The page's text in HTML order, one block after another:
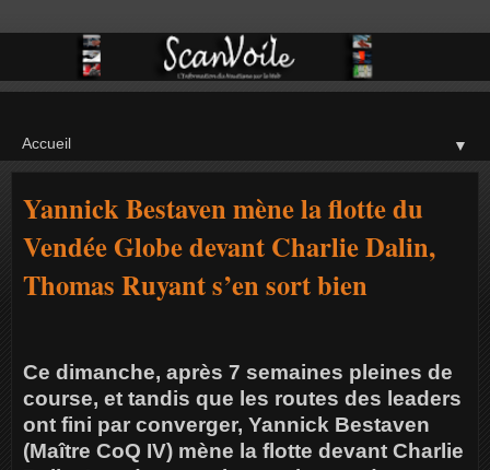
▼
Yannick Bestaven mène la flotte du
Vendée Globe devant Charlie Dalin,
Thomas Ruyant s’en sort bien
Ce dimanche, après 7 semaines pleines de
course, et tandis que les routes des leaders
ont fini par converger, Yannick Bestaven
(Maître CoQ IV) mène la flotte devant Charlie